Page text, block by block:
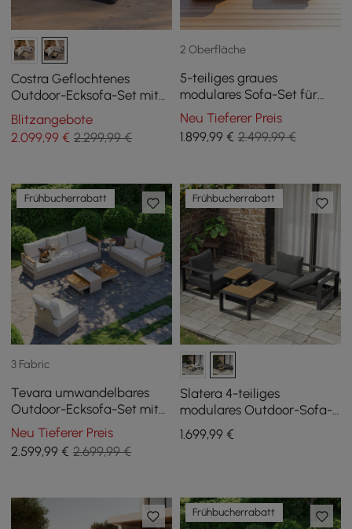
Costra Geflochtenes
Outdoor-Ecksofa-Set mit
verstellbarer Relaxliege
und Couchtisch Schwarz
Blitzangebote
2.099,99 € 2.299,99 €
2 Oberfläche
5-teiliges graues
modulares Sofa-Set für
den Außenbereich mit
Couchtischen
Neu Tieferer Preis
1.899,99€ 2.499,99 €
Frühbucherrabatt
3 Fabric
Tevara umwandelbares
Outdoor-Ecksofa-Set mit
Teak- & Aluminiumrahmen,
Sand & Weiß
Neu Tieferer Preis
2.599,99 € 2.699,99 €
Frühbucherrabatt
Slatera 4-teiliges
modulares Outdoor-Sofa-
Set aus Aluminium &
Akazie für 4 Personen in
1.699,99€
Frühbucherrabatt